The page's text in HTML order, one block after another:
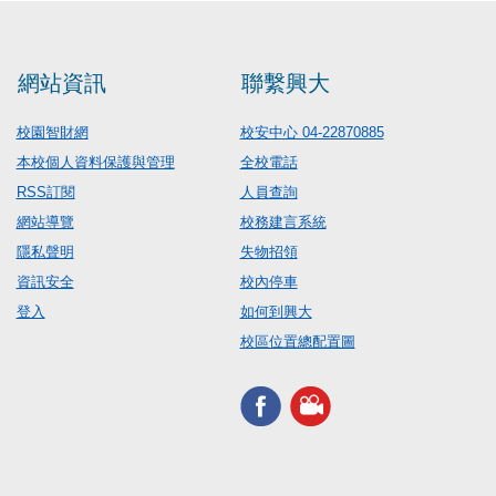
網站資訊
校園智財網
本校個人資料保護與管理
RSS訂閱
網站導覽
隱私聲明
資訊安全
登入
聯繫興大
校安中心 04-22870885
全校電話
人員查詢
校務建言系統
失物招領
校內停車
如何到興大
校區位置總配置圖